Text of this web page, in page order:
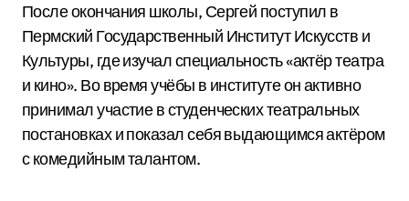
После окончания школы, Сергей поступил в
Пермский Государственный Институт Искусств и
Культуры, где изучал специальность «актёр театра
и кино». Во время учёбы в институте он активно
принимал участие в студенческих театральных
постановках и показал себя выдающимся актёром
с комедийным талантом.